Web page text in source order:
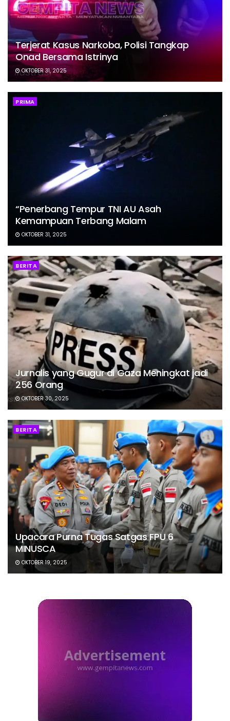
Terjerat Kasus Narkoba, Polisi Tangkap
Onad Bersama Istrinya
OKTOBER 31, 2025
PRIMA
“Penerbang Tempur TNI AU Asah
Kemampuan Terbang Malam
OKTOBER 31, 2025
BERITA
Jurnalis yang Gugur di Gaza Meningkat jadi
256 Orang
OKTOBER 30, 2025
BERITA
Upacara Purna Tugas Satgas FPU 6
MINUSCA
OKTOBER 19, 2025